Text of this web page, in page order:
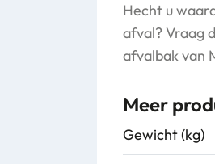
Hecht u
afval? Vraag
afvalbak van
Meer
Gewicht (kg)